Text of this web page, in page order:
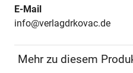
E-Mail
info@verlagdrkovac.de
Mehr zu diesem